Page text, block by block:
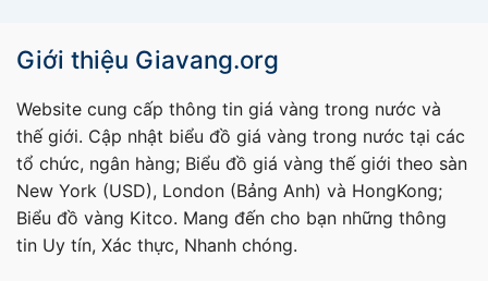
Giới thiệu Giavang.org
Website cung cấp thông tin giá vàng trong nước và
thế giới. Cập nhật biểu đồ giá vàng trong nước tại các
tổ chức, ngân hàng; Biểu đồ giá vàng thế giới theo sàn
New York (USD), London (Bảng Anh) và HongKong;
Biểu đồ vàng Kitco. Mang đến cho bạn những thông
tin Uy tín, Xác thực, Nhanh chóng.